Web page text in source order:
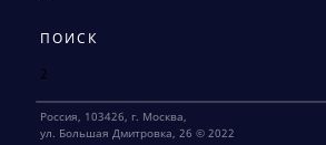
ПОИСК
2
Россия, 103426, г. Москва,
ул. Большая Дмитровка, 26 © 2022